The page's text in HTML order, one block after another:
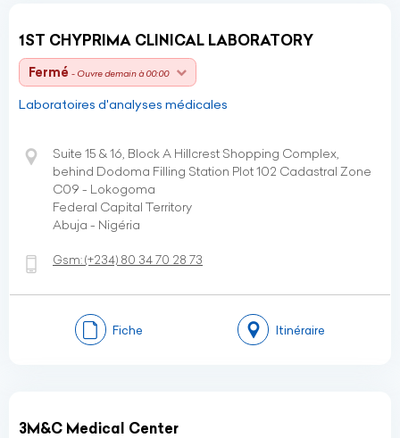
1ST CHYPRIMA CLINICAL LABORATORY
Fermé - Ouvre demain à 00:00
Laboratoires d'analyses médicales
Suite 15 & 16, Block A Hillcrest Shopping Complex,
behind Dodoma Filling Station Plot 102 Cadastral Zone
C09 - Lokogoma
Federal Capital Territory
Abuja - Nigéria
Gsm:(+234) 80 34 70 28 73
Fiche Itinéraire
3M&C Medical Center